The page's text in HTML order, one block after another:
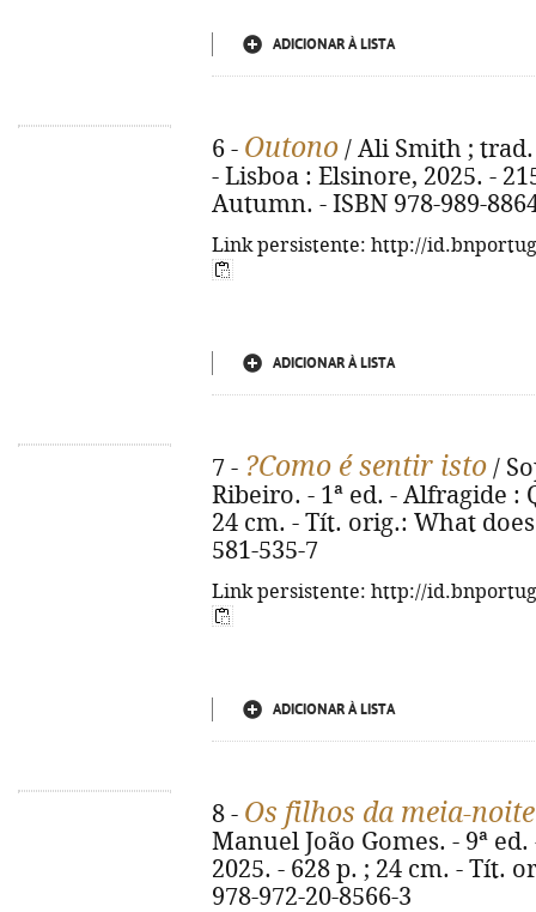
ADICIONAR À LISTA
6 - Outono / Ali Smith ;
- Lisboa : Elsinore, 2025. -
Autumn. - ISBN 978-989-
Link persistente: http://
ADICIONAR À LISTA
7 - ?Como é sentir isto /
Ribeiro. - 1ª ed. - Alfragide :
24 cm. - Tít. orig.: What
581-535-7
Link persistente: http://
ADICIONAR À LISTA
8 - Os filhos da meia-noite
Manuel João Gomes. - 9ª
2025. - 628 p. ; 24 cm. - Tít.
978-972-20-8566-3